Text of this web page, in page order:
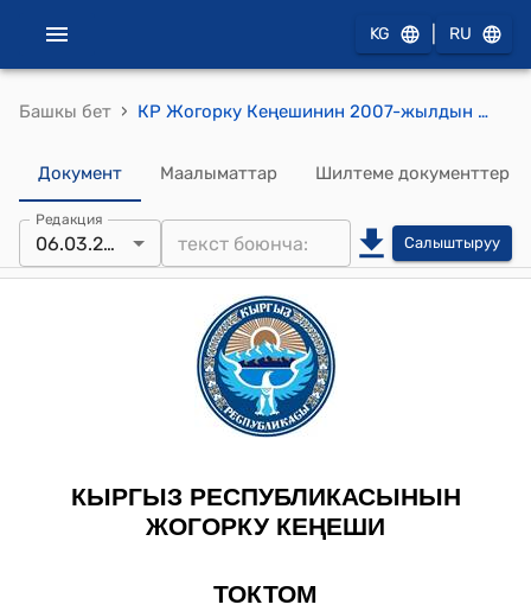
KG RU
Башкы бет › КР Жогорку Кеңешинин 2007-жылдын 6-мартындагы № 1681-III "Кыргыз Республикасынын Шайлоо жана референдум өткөрүү боюнча борбордук комиссиясынын төрайымын дайындоого макулдук берүү боюнча жашыруун добуш берүүнү өткөрүү үчүн эсептөө комиссиясын шайлоо жөнүндө" токтому
Документ Маалыматтар Шилтеме документтер
Редакция
06.03.2007 Салыштыруу